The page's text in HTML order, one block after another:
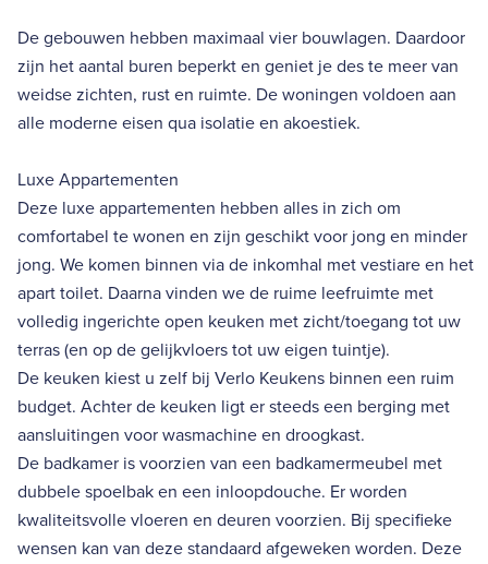
De gebouwen hebben maximaal vier bouwlagen. Daardoor
zijn het aantal buren beperkt en geniet je des te meer van
weidse zichten, rust en ruimte. De woningen voldoen aan
alle moderne eisen qua isolatie en akoestiek.
Luxe Appartementen
Deze luxe appartementen hebben alles in zich om
comfortabel te wonen en zijn geschikt voor jong en minder
jong. We komen binnen via de inkomhal met vestiare en het
apart toilet. Daarna vinden we de ruime leefruimte met
volledig ingerichte open keuken met zicht/toegang tot uw
terras (en op de gelijkvloers tot uw eigen tuintje).
De keuken kiest u zelf bij Verlo Keukens binnen een ruim
budget. Achter de keuken ligt er steeds een berging met
aansluitingen voor wasmachine en droogkast.
De badkamer is voorzien van een badkamermeubel met
dubbele spoelbak en een inloopdouche. Er worden
kwaliteitsvolle vloeren en deuren voorzien. Bij specifieke
wensen kan van deze standaard afgeweken worden. Deze